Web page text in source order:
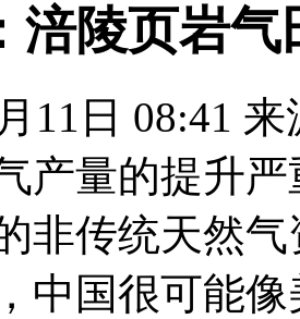
涪陵页岩
11日 08:41
产量的提升
非传统天然气
中国很可能